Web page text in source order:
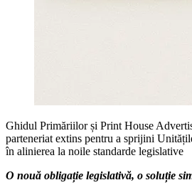
Ghidul Primăriilor și Print House
parteneriat extins pentru a sprijini
în alinierea la noile standarde legislative
O nouă obligație legislativă, o soluție